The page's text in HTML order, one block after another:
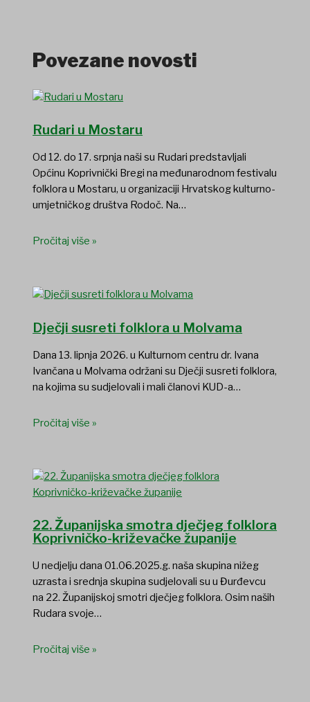
Povezane novosti
Rudari u Mostaru
Od 12. do 17. srpnja naši su Rudari predstavljali
Općinu Koprivnički Bregi na međunarodnom festivalu
folklora u Mostaru, u organizaciji Hrvatskog kulturno-
umjetničkog društva Rodoč. Na…
Pročitaj više »
Dječji susreti folklora u Molvama
Dana 13. lipnja 2026. u Kulturnom centru dr. Ivana
Ivančana u Molvama održani su Dječji susreti folklora,
na kojima su sudjelovali i mali članovi KUD-a…
Pročitaj više »
22. Županijska smotra dječjeg folklora
Koprivničko-križevačke županije
U nedjelju dana 01.06.2025.g. naša skupina nižeg
uzrasta i srednja skupina sudjelovali su u Đurđevcu
na 22. Županijskoj smotri dječjeg folklora. Osim naših
Rudara svoje…
Pročitaj više »